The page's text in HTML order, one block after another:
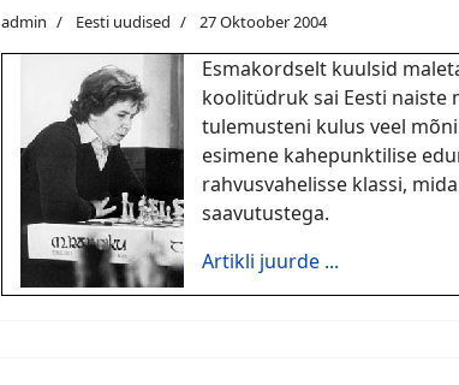
admin Eesti uudised 27 Oktoober 2004
Esmakordselt kuulsid
koolitüdruk sai Eesti naiste
tulemusteni kulus veel
esimene kahepunktilise
rahvusvahelisse klassi,
saavutustega.
Artikli juurde ...